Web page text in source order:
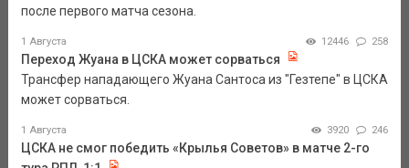
после первого матча сезона.
1 Августа 12446 258
Переход Жуана в ЦСКА может сорваться
Трансфер нападающего Жуана Сантоса из "Гезтепе" в ЦСКА
может сорваться.
1 Августа 3920 246
ЦСКА не смог победить «Крылья Советов» в матче 2-го